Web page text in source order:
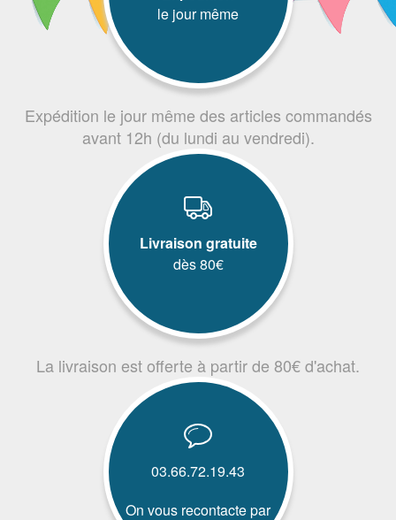
le jour même
Expédition le jour même des articles commandés
avant 12h (du lundi au vendredi).
Livraison gratuite
dès 80€
La livraison est offerte à partir de 80€ d'achat.
03.66.72.19.43
On vous recontacte par